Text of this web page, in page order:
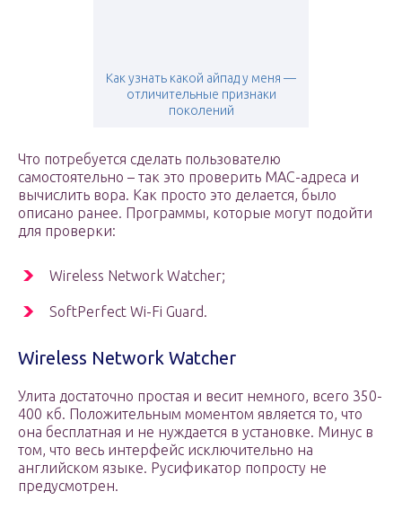
Как узнать какой айпад у меня —
отличительные признаки
поколений
Что потребуется сделать пользователю
самостоятельно – так это проверить МАС-адреса и
вычислить вора. Как просто это делается, было
описано ранее. Программы, которые могут подойти
для проверки:
Wireless Network Watcher;
SoftPerfect Wi-Fi Guard.
Wireless Network Watcher
Улита достаточно простая и весит немного, всего 350-
400 кб. Положительным моментом является то, что
она бесплатная и не нуждается в установке. Минус в
том, что весь интерфейс исключительно на
английском языке. Русификатор попросту не
предусмотрен.